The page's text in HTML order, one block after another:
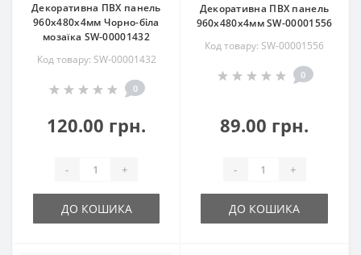
Декоративна ПВХ панель
960х480х4мм Чорно-біла
мозаїка SW-00001432
Код товару: SW-00001432
0
120.00 грн.
- +
ДО КОШИКА
Декоративна ПВХ панель
960х480х4мм SW-00001556
Код товару: SW-00001556
0
89.00 грн.
- +
ДО КОШИКА